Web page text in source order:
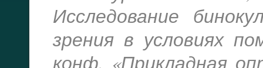
Исследование
зрения в условиях
конф. «Прикладная